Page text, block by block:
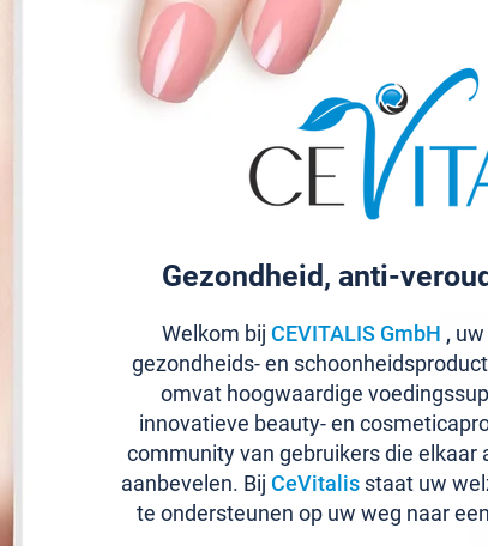
Gezondheid, anti-
Welkom bij CEVITALIS GmbH ,uw
gezondheids- en
omvat hoogwaardige
innovatieve beauty- en
community van gebruikers die elkaar
aanbevelen. Bij CeVitalisstaat uw
te ondersteunen op uw weg naar